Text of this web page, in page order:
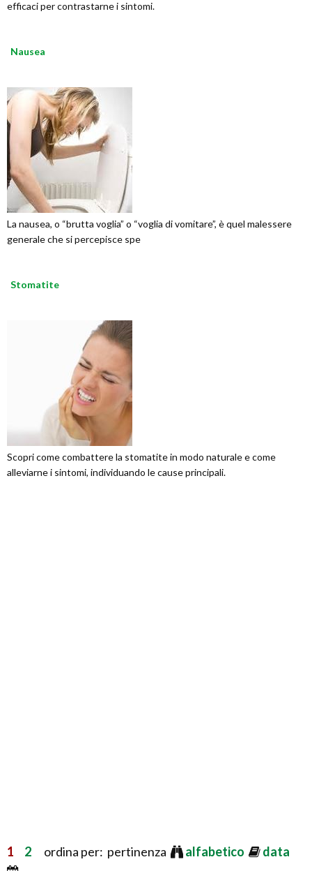
efficaci per contrastarne i sintomi.
Nausea
La nausea, o “brutta voglia” o “voglia di vomitare”, è quel malessere
generale che si percepisce spe
Stomatite
Scopri come combattere la stomatite in modo naturale e come
alleviarne i sintomi, individuando le cause principali.
1 2 ordina per: pertinenza alfabetico data